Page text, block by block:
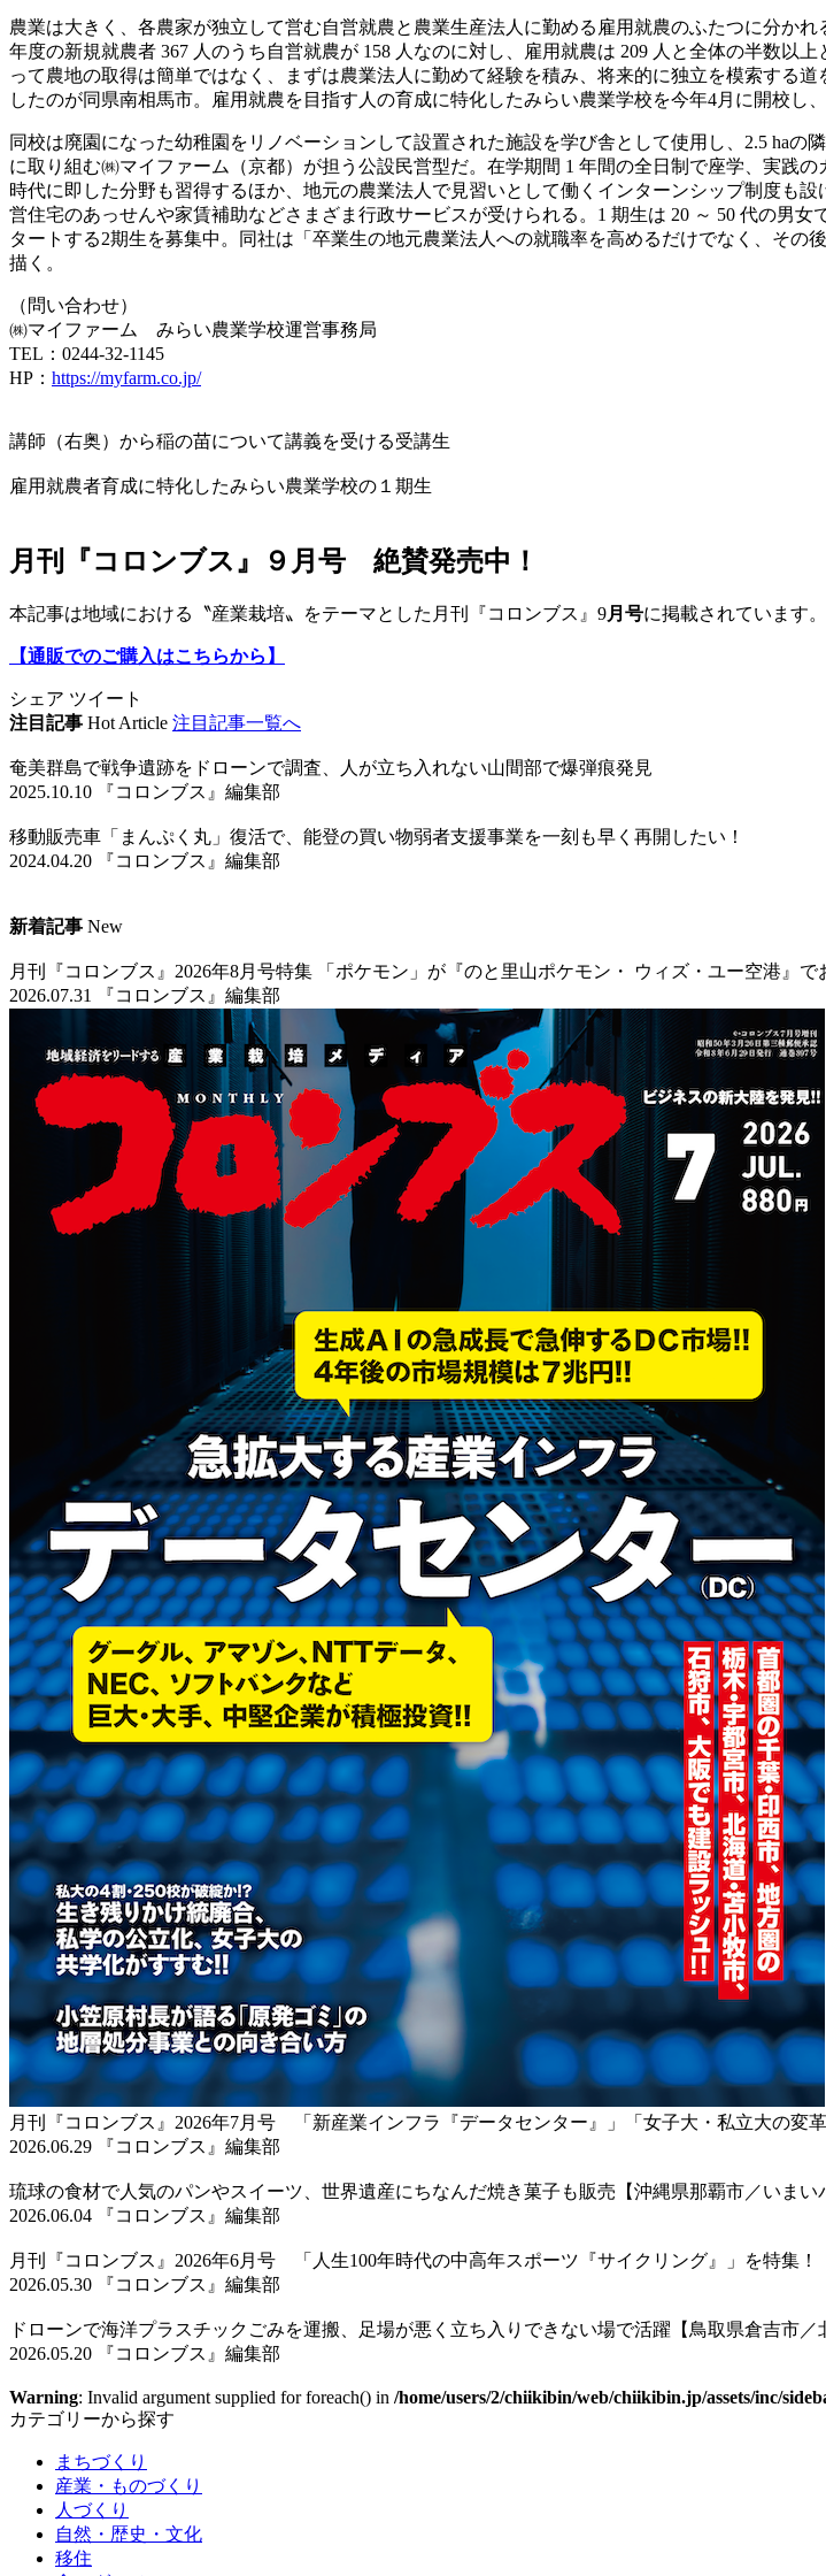
農業は大きく、各農家が独立して営む自営就農と農業生産法人に勤める雇用就農のふたつに分か
年度の新規就農者 367 人のうち自営就農が 158 人なのに対し、雇用就農は 209 人と全体の半数以
って農地の取得は簡単ではなく、まずは農業法人に勤めて経験を積み、将来的に独立を模索する
したのが同県南相馬市。雇用就農を目指す人の育成に特化したみらい農業学校を今年4月に開校し、
同校は廃園になった幼稚園をリノベーションして設置された施設を学び舎として使用し、2.5 ha
に取り組む㈱マイファーム（京都）が担う公設民営型だ。在学期間 1 年間の全日制で座学、実践
時代に即した分野も習得するほか、地元の農業法人で見習いとして働くインターンシップ制度も
営住宅のあっせんや家賃補助などさまざま行政サービスが受けられる。1 期生は 20 ～ 50 代の男
タートする2期生を募集中。同社は「卒業生の地元農業法人への就職率を高めるだけでなく、そ
描く。
（問い合わせ）
㈱マイファーム みらい農業学校運営事務局
TEL：0244-32-1145
HP： https://myfarm.co.jp/
講師（右奥）から稲の苗について講義を受ける受講生
雇用就農者育成に特化したみらい農業学校の１期生
月刊『コロンブス』９月号 絶賛発売中！
本記事は地域における〝産業栽培〟をテーマとした月刊『コロンブス』9月号に掲載されています。
【通販でのご購入はこちらから】
シェア ツイート
注目記事 Hot Article 注目記事一覧へ
奄美群島で戦争遺跡をドローンで調査、人が立ち入れない山間部で爆弾痕発見
2025.10.10 『コロンブス』編集部
移動販売車「まんぷく丸」復活で、能登の買い物弱者支援事業を一刻も早く再開したい！
2024.04.20 『コロンブス』編集部
新着記事 New
月刊『コロンブス』2026年8月号特集 「ポケモン」が『のと里山ポケモン・ ウィズ・ユー空港』で
2026.07.31 『コロンブス』編集部
月刊『コロンブス』2026年7月号 「新産業インフラ『データセンター』」「女子大・私立大の変革
2026.06.29 『コロンブス』編集部
琉球の食材で人気のパンやスイーツ、世界遺産にちなんだ焼き菓子も販売【沖縄県那覇市／いまい
2026.06.04 『コロンブス』編集部
月刊『コロンブス』2026年6月号 「人生100年時代の中高年スポーツ『サイクリング』」を特集！
2026.05.30 『コロンブス』編集部
ドローンで海洋プラスチックごみを運搬、足場が悪く立ち入りできない場で活躍【鳥取県倉吉市／
2026.05.20 『コロンブス』編集部
Warning: Invalid argument supplied for foreach() in /home/users/2/chiikibin/web/chiikibin.jp/assets/inc/
カテゴリーから探す
まちづくり
産業・ものづくり
人づくり
自然・歴史・文化
移住